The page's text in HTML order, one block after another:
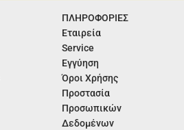
ΠΛΗΡΟΦΟΡΙΕΣ
Εταιρεία
Service
Εγγύηση
Όροι Χρήσης
Προστασία
Προσωπικών
Δεδομένων